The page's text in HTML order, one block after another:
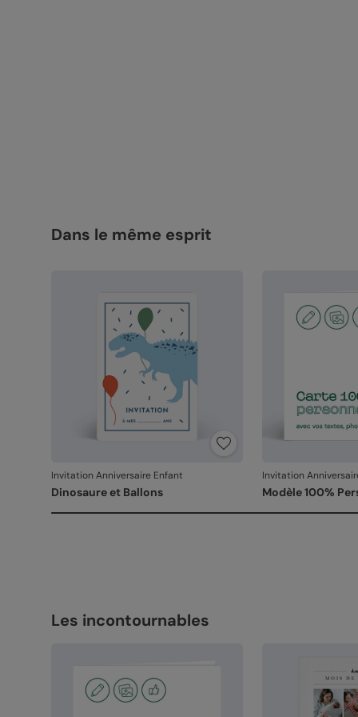
Dans le même esprit
Invitation Anniversaire Enfant
Dinosaure et Ballons
Invitation
Modèle 100%
Les incontournables